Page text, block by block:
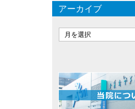
アーカイブ